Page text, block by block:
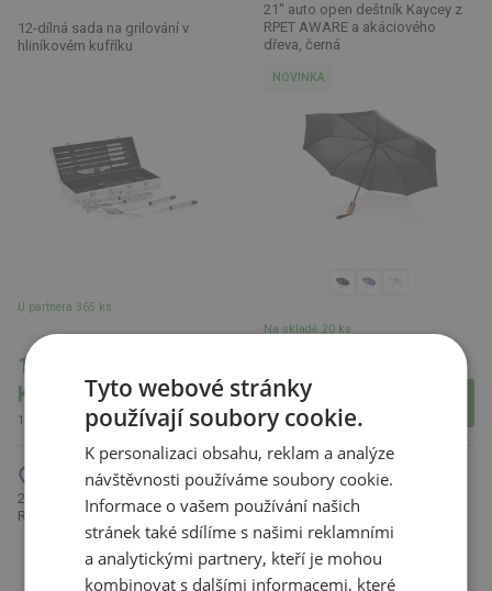
12-dílná sada na grilování v
hliníkovém kufříku
U partnera 365 ks
1 044.19
Kč
1 263.47 Kč s DPH
21" auto open deštník Kaycey z
RPET AWARE a akáciového
dřeva, černá
NOVINKA
Na skladě 20 ks
386.12 Kč
467.21 Kč s DPH
21" deštník Yara s karabinou z
RPET AWARE™, hnědá béžová
3-dílná souprava na grilování v
hliníkovém kufříku
Tyto webové stránky
používají soubory cookie.
K personalizaci obsahu, reklam a analýze
návštěvnosti používáme soubory cookie.
Informace o vašem používání našich
stránek také sdílíme s našimi reklamními
a analytickými partnery, kteří je mohou
kombinovat s dalšími informacemi, které